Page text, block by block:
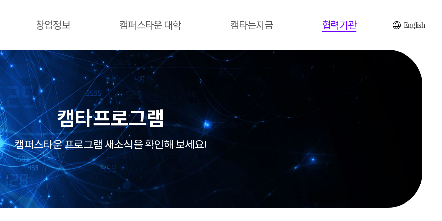
창업정보 캠퍼스타운 대학 캠타는지금 협력기관 English
캠타프로그램
캠퍼스타운 프로그램 새소식을 확인해 보세요!